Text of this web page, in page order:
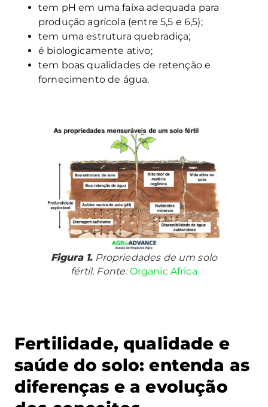
tem pH em uma faixa adequada para
produção agrícola (entre 5,5 e 6,5);
tem uma estrutura quebradiça;
é biologicamente ativo;
tem boas qualidades de retenção e
fornecimento de água.
Figura 1. Propriedades de um solo
fértil. Fonte:Organic Africa
Fertilidade, qualidade e
saúde do solo: entenda as
diferenças e a evolução